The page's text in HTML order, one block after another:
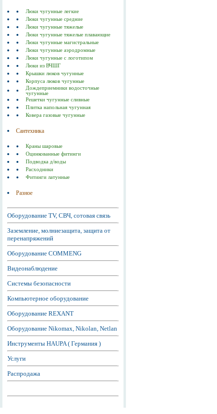
Люки чугунные легкие
Люки чугунные средние
Люки чугунные тяжелые
Люки чугунные тяжелые плавающие
Люки чугунные магистральные
Люки чугунные аэродромные
Люки чугунные с логотипом
Люки из ВЧШГ
Крышки люков чугунные
Корпуса люков чугунные
Дождеприемники водосточные
чугунные
Решетки чугунные сливные
Плитка напольная чугунная
Ковера газовые чугунные
Сантехника
Краны шаровые
Оцинкованные фитинги
Подводка д/воды
Расходники
Фитинги латунные
Разное
Оборудование TV, СВЧ, сотовая связь
Заземление, молниезащита, защита от
перенапряжений
Оборудование COMMENG
Видеонаблюдение
Системы безопасности
Компьютерное оборудование
Оборудование REXANT
Оборудование Nikomax, Nikolan, Netlan
Инструменты HAUPA ( Германия )
Услуги
Распродажа